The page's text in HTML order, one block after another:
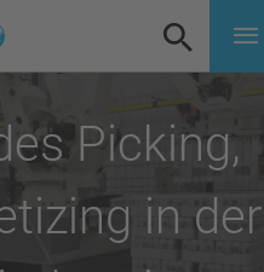
Picking,
in der